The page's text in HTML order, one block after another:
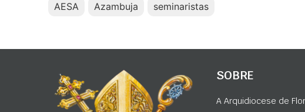
AESA Azambuja seminaristas
SOBRE
A Arquidiocese de